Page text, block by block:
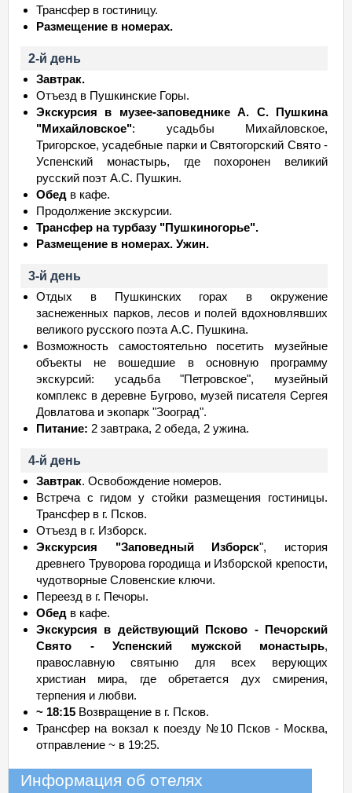
Трансфер в гостиницу.
Размещение в номерах.
2-й день
Завтрак.
Отъезд в Пушкинские Горы.
Экскурсия в музее-заповеднике А. С. Пушкина
"Михайловское": усадьбы Михайловское,
Тригорское, усадебные парки и Святогорский Свято -
Успенский монастырь, где похоронен великий
русский поэт А.С. Пушкин.
Обед в кафе.
Продолжение экскурсии.
Трансфер на турбазу "Пушкиногорье".
Размещение в номерах. Ужин.
3-й день
Отдых в Пушкинских горах в окружение
заснеженных парков, лесов и полей вдохновлявших
великого русского поэта А.С. Пушкина.
Возможность самостоятельно посетить музейные
объекты не вошедшие в основную программу
экскурсий: усадьба "Петровское", музейный
комплекс в деревне Бугрово, музей писателя Сергея
Довлатова и экопарк "Зооград".
Питание: 2 завтрака, 2 обеда, 2 ужина.
4-й день
Завтрак. Освобождение номеров.
Встреча с гидом у стойки размещения гостиницы.
Трансфер в г. Псков.
Отъезд в г. Изборск.
Экскурсия "Заповедный Изборск", история
древнего Труворова городища и Изборской крепости,
чудотворные Словенские ключи.
Переезд в г. Печоры.
Обед в кафе.
Экскурсия в действующий Псково - Печорский
Свято - Успенский мужской монастырь,
православную святыню для всех верующих
христиан мира, где обретается дух смирения,
терпения и любви.
~ 18:15 Возвращение в г. Псков.
Трансфер на вокзал к поезду №10 Псков - Москва,
отправление ~ в 19:25.
Информация об отелях